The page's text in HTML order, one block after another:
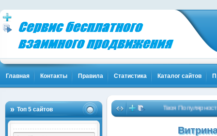
Главная Контакты Правила Статистика Каталог сайтов
Топ 5 сайтов Твоя Популярность и